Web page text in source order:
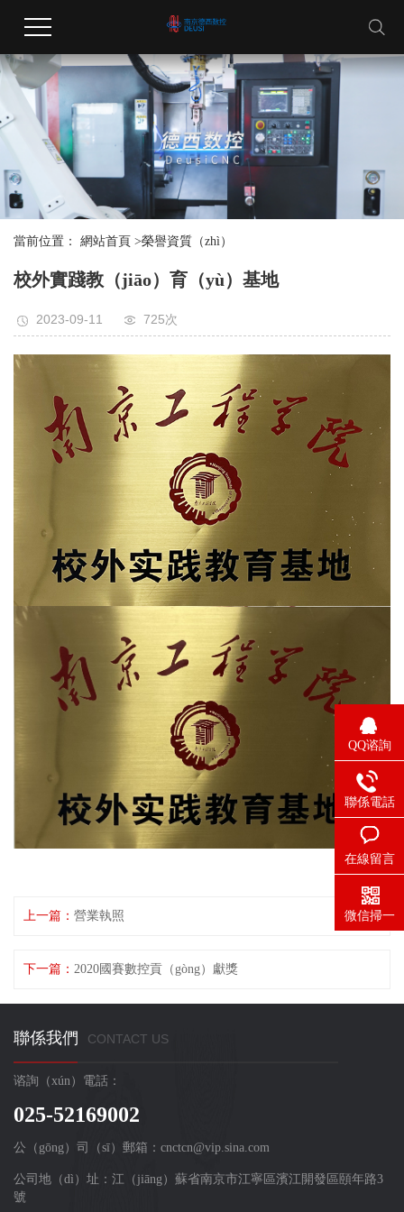
當前位置： 網站首頁 >榮譽資質（zhì）
校外實踐教（jiāo）育（yù）基地
2023-09-11 725次
上一篇： 營業執照
下一篇： 2020國賽數控貢（gòng）獻獎
聯係我們 CONTACT US
谘詢（xún）電話：
025-52169002
公（gōng）司（sī）郵箱：cnctcn@vip.sina.com
公司地（dì）址：江（jiāng）蘇省南京市江寧區濱江開發區頤年路3
號
QQ谘詢
聯係電話
在線留言
微信掃一
（yī）掃